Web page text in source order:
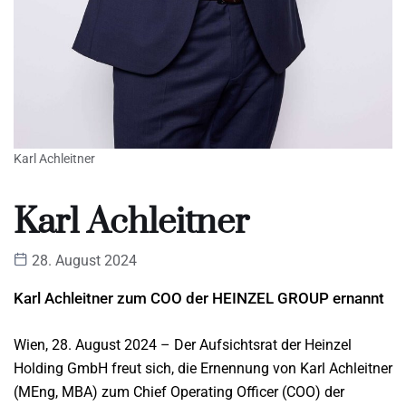
Karl Achleitner
Karl Achleitner
28. August 2024
Karl Achleitner zum COO der HEINZEL GROUP ernannt
Wien, 28. August 2024 – Der Aufsichtsrat der Heinzel
Holding GmbH freut sich, die Ernennung von Karl Achleitner
(MEng, MBA) zum Chief Operating Officer (COO) der